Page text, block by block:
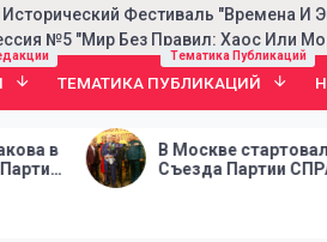
Исторический Фестиваль "Времена И
№5 "Мир Без Правил: Хаос Или
ТЕМАТИКА ПУБЛИКАЦИЙ
Тематика Публикаций
В Москве стартовала вторая часть
Съезда Партии СПРАВЕДЛИВАЯ